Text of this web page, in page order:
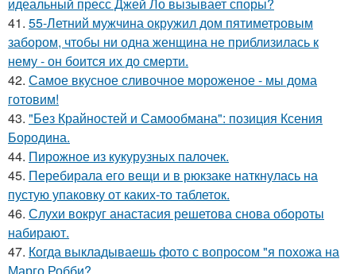
41. 55-Летний мужчина окружил дом пятиметровым
забором, чтобы ни одна женщина не приблизилась к
нему - он боится их до смерти.
42. Самое вкусное сливочное мороженое - мы дома
готовим!
43. "Без Крайностей и Самообмана": позиция Ксения
Бородина.
44. Пирожное из кукурузных палочек.
45. Перебирала его вещи и в рюкзаке наткнулась на
пустую упаковку от каких-то таблеток.
46. Слухи вокруг анастасия решетова снова обороты
набирают.
47. Когда выкладываешь фото с вопросом "я похожа на